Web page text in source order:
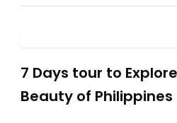
7 Days tour to
Beauty of Philippines